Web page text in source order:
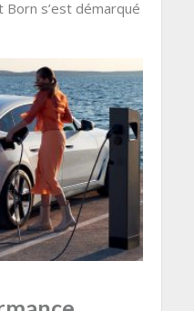
Born s’est démarqué